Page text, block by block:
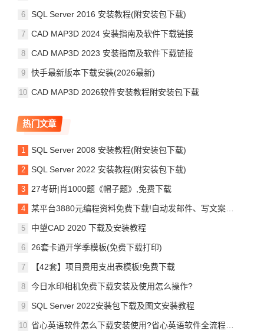
SQL Server 2016 安装教程(附安装包下载)
CAD MAP3D 2024 安装指南及软件下载链接
CAD MAP3D 2023 安装指南及软件下载链接
快手最新版本下载安装(2026最新)
CAD MAP3D 2026软件安装教程附安装包下载
热门文章
SQL Server 2008 安装教程(附安装包下载)
SQL Server 2022 安装教程(附安装包下载)
27考研|肖1000题《帽子题》,免费下载
某平台3880元编程资料免费下载!自动发邮件、写文案、破解下载网络资源等
中望CAD 2020 下载及安装教程
26套卡通开学季模板(免费下载打印)
【42套】项目费用支出表模板!免费下载
今日水印相机免费下载安装及使用怎么操作?
SQL Server 2022安装包下载及图文安装教程
省心英语软件怎么下载安装使用?省心英语软件全流程教程!